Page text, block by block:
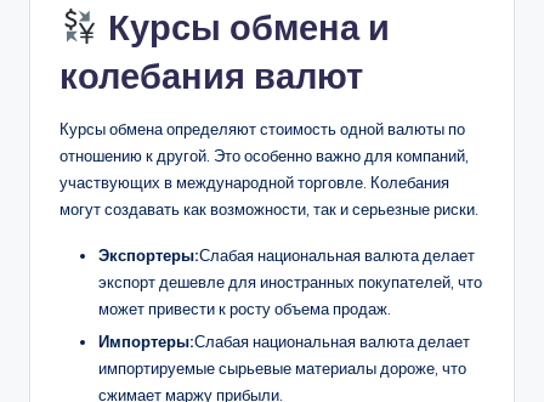
Курсы обмена и
колебания валют
Курсы обмена определяют стоимость одной валюты по
отношению к другой. Это особенно важно для компаний,
участвующих в международной торговле. Колебания
могут создавать как возможности, так и серьезные риски.
Экспортеры:Слабая национальная валюта делает
экспорт дешевле для иностранных покупателей, что
может привести к росту объема продаж.
Импортеры:Слабая национальная валюта делает
импортируемые сырьевые материалы дороже, что
сжимает маржу прибыли.